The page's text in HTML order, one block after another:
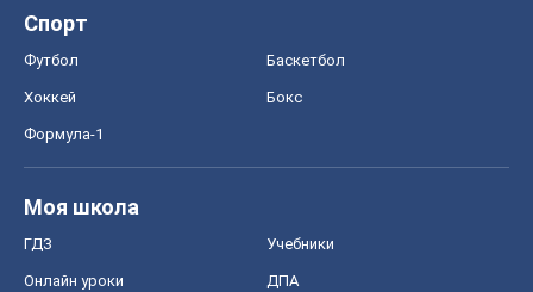
Спорт
Футбол Баскетбол
Хоккей Бокс
Формула-1
Моя школа
ГДЗ Учебники
Онлайн уроки ДПА